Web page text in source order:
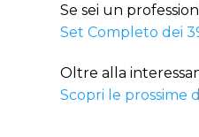
Se sei un
Set Completo dei
Oltre alla
Scopri le prossime